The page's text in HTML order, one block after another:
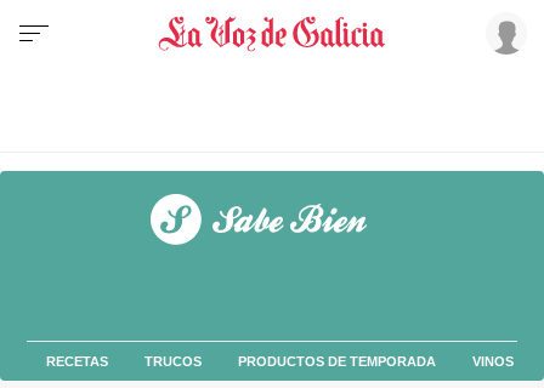
RECETAS TRUCOS PRODUCTOS DE TEMPORADA VINOS